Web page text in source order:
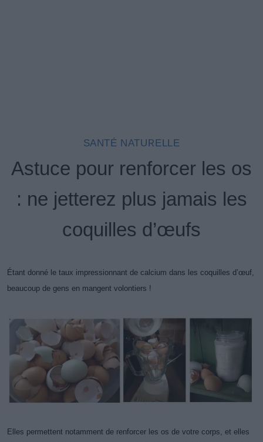
SANTÉ NATURELLE
Astuce pour renforcer les os
: ne jetterez plus jamais les
coquilles d’œufs
Étant donné le taux impressionnant de calcium dans les coquilles d’œuf,
beaucoup de gens en mangent volontiers !
Elles permettent notamment de renforcer les os de votre corps, et elles